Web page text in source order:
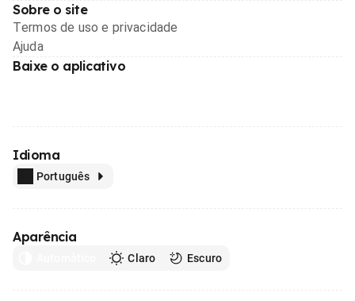
Sobre o site
Termos de uso e privacidade
Ajuda
Baixe o aplicativo
Idioma
Português
Aparência
Claro Escuro